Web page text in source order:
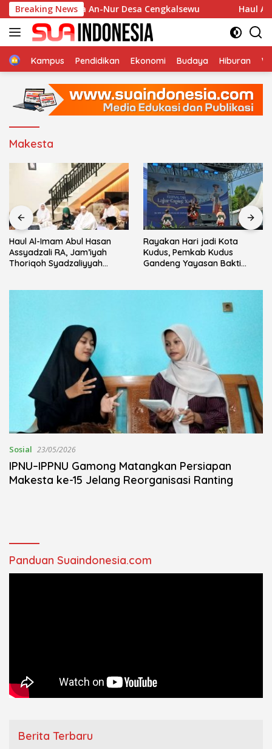
Langsung
ke
konten
Breaking News
di Musholla An-Nur Desa Cengkalsewu Haul Al-
HomeKampus Pendidikan Ekonomi Budaya Hiburan
Makesta
Haul Al-Imam Abul Hasan
Assyadzali RA, Jam’iyah
Thoriqoh Syadzaliyyah
Rayakan Hari jadi Kota
Kudus, Pemkab Kudus
Gandeng Yayasan Bakti
Sosial 23/05/2026
IPNU–IPPNU Gamong Matangkan Persiapan
Makesta ke-15 Jelang Reorganisasi Ranting
Panduan Suaindonesia.com
Berita Terbaru